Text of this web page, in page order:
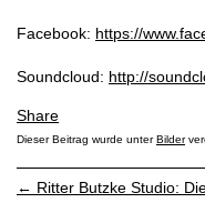
Facebook: https://
Soundcloud: http://
Share
Dieser Beitrag wurde unterBilder
← Ritter Butzke Studio: